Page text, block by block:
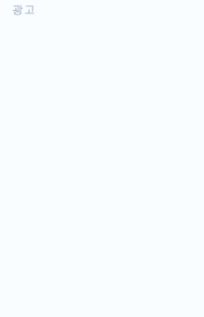
광고